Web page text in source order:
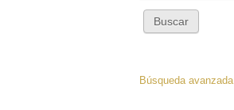
Búsqueda avanzada